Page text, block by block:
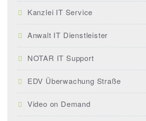
Kanzlei IT Service
Anwalt IT Dienstleister
NOTAR IT Support
EDV Überwachung Straße
Video on Demand